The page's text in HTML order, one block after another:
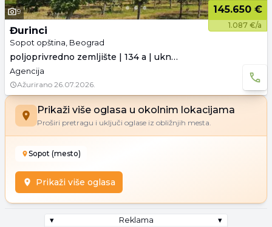
9 145.650 €
1.087 €/a
Đurinci
Sopot opština, Beograd
poljoprivredno zemljište | 134 a | uknjiženo
Agencija
Ažurirano 26.07.2026.
Prikaži više oglasa u okolnim lokacijama
Proširi pretragu i uključi oglase iz obližnjih mesta.
Sopot (mesto)
Prikaži više oglasa
▾ Reklama ▾